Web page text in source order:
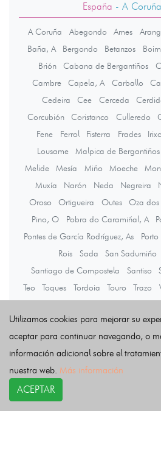
España - A Coruña
A Coruña Abegondo Ames
Baña, A
Bergondo Betanzos
Brión
Cabana de Bergantiños
Cambre
Capela, A Carballo
Cedeira
Cee Cerceda
Corcubión
Coristanco Culleredo
Fene
Ferrol Fisterra Frades
Lousame
Malpica de Bergantiños
Melide
Mesía Miño Moeche
Muxía
Narón Neda Negreira
Oroso
Ortigueira Outes Oza dos
Pino, O
Pobra do Caramiñal, A
Pontes de García Rodríguez, As
Rois
Sada San Sadurniño
Santiago de Compostela
Santiso
Teo
Toques Tordoia Touro Trazo
Utilizamos cookies para mejorar su
aceptar para continuar navegando, o
información adicional sobre el
nuestra web. Más información
ACEPTAR